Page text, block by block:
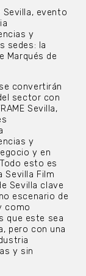
Sevilla, evento
y
sedes: la
Marqués de
convertirán
sector con
Sevilla,
y
y en
esto es
Sevilla Film
Sevilla clave
escenario de
como
que este sea
pero con una
y sin